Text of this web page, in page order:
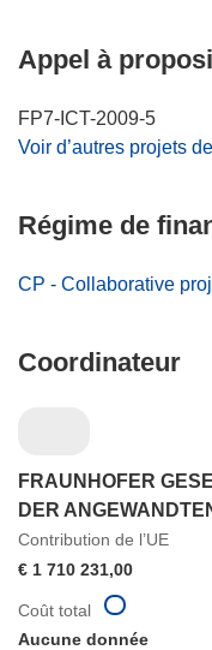
Appel à
FP7-ICT-2009-5
Voir d’autres projets
Régime de
CP - Collaborative
Coordinateur
FRAUNHOFER
DER
Contribution de l’UE
€ 1 710 231,00
Coût total
Aucune donnée